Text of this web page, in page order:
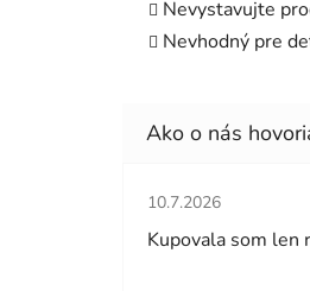
Nevystavujte
Nevhodný pre
Hodnotenie
10.7.2026
Kupovala som len